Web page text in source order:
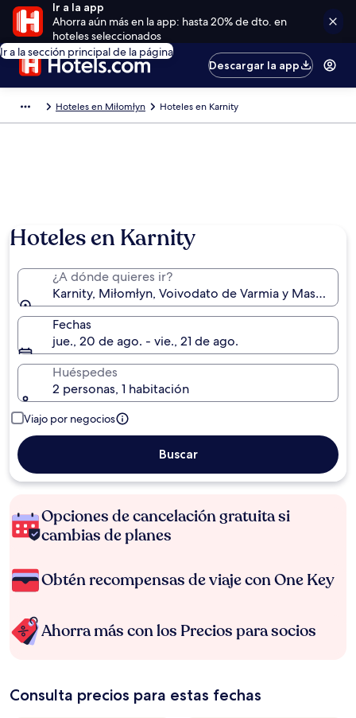
Ir a la app
Ahorra aún más en la app: hasta 20% de dto. en
hoteles seleccionados
Ir a la sección principal de la página
Descargar la app
Hoteles en Miłomłyn Hoteles en Karnity
Hoteles en Karnity
¿A dónde quieres ir?
Karnity, Miłomłyn, Voivodato de Varmia y Masuria,
Fechas
jue., 20 de ago. - vie., 21 de ago.
Huéspedes
2 personas, 1 habitación
Viajo por negocios
Buscar
Opciones de cancelación gratuita si
cambias de planes
Obtén recompensas de viaje con One Key
Ahorra más con los Precios para socios
Consulta precios para estas fechas